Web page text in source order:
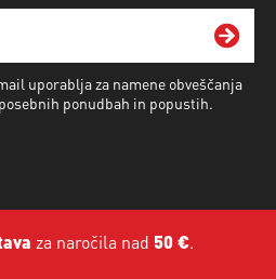
uporablja za namene obveščanja
ponudbah in popustih.
za naročila nad 50 €.